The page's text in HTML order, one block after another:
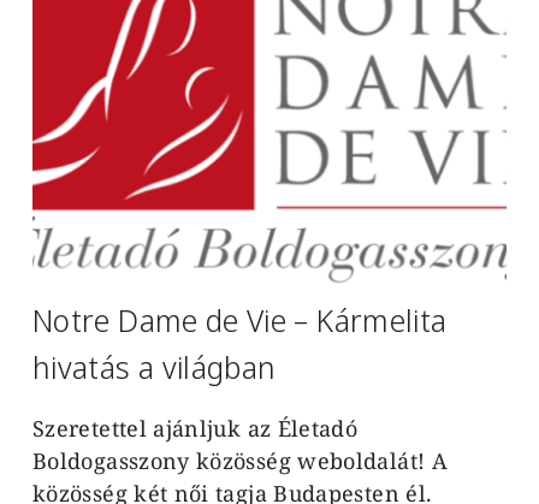
Notre Dame de Vie – Kármelita
hivatás a világban
Szeretettel ajánljuk az Életadó
Boldogasszony közösség weboldalát! A
közösség két női tagja Budapesten él.